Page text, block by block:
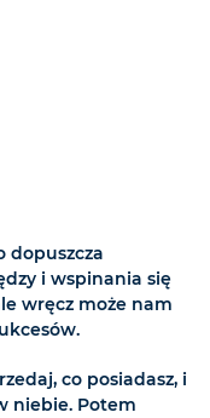
dopuszcza
i wspinania się
wręcz może nam
co posiadasz, i
niebie. Potem